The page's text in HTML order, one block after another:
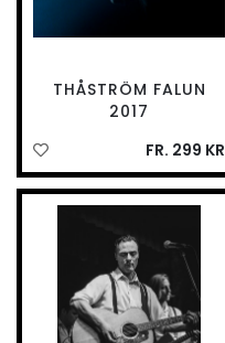
THÅSTRÖM FALUN
2017
FR. 299 KR